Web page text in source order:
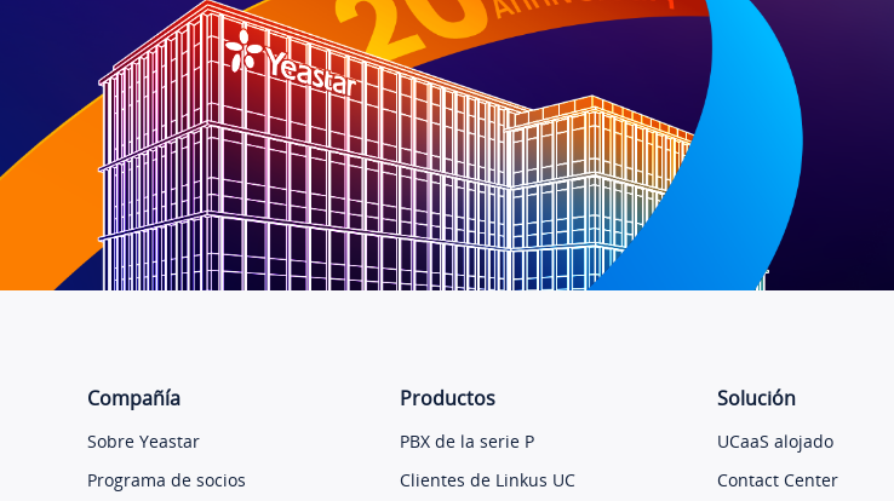
Compañía
Sobre Yeastar
Programa de socios
Productos
PBX de la serie P
Clientes de Linkus UC
Solución
UCaaS alojado
Contact Center